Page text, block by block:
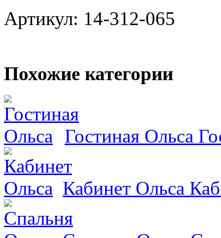
Артикул: 14-312-065
Похожие категории
Гостиная Ольса
Кабинет Ольса